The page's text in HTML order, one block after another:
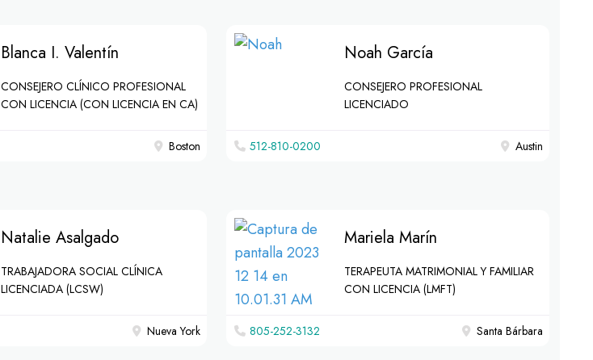
Blanca I. Valentín
CONSEJERO CLÍNICO PROFESIONAL
CON LICENCIA (CON LICENCIA EN CA)
Boston
Noah García
CONSEJERO PROFESIONAL
LICENCIADO
512-810-0200 Austin
Natalie Asalgado
TRABAJADORA SOCIAL CLÍNICA
LICENCIADA (LCSW)
Nueva York
Mariela Marín
TERAPEUTA MATRIMONIAL Y FAMILIAR
CON LICENCIA (LMFT)
805-252-3132 Santa Bárbara